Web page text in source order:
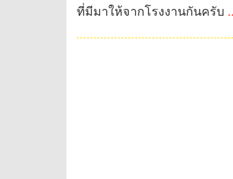
ที่มีมาให้จากโรงงานกันครับ